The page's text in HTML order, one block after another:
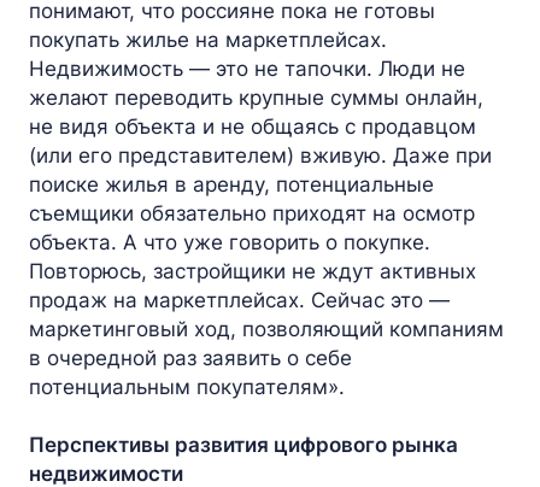
понимают, что россияне пока не готовы
покупать жилье на маркетплейсах.
Недвижимость — это не тапочки. Люди не
желают переводить крупные суммы онлайн,
не видя объекта и не общаясь с продавцом
(или его представителем) вживую. Даже при
поиске жилья в аренду, потенциальные
съемщики обязательно приходят на осмотр
объекта. А что уже говорить о покупке.
Повторюсь, застройщики не ждут активных
продаж на маркетплейсах. Сейчас это —
маркетинговый ход, позволяющий компаниям
в очередной раз заявить о себе
потенциальным покупателям».
Перспективы развития цифрового рынка
недвижимости